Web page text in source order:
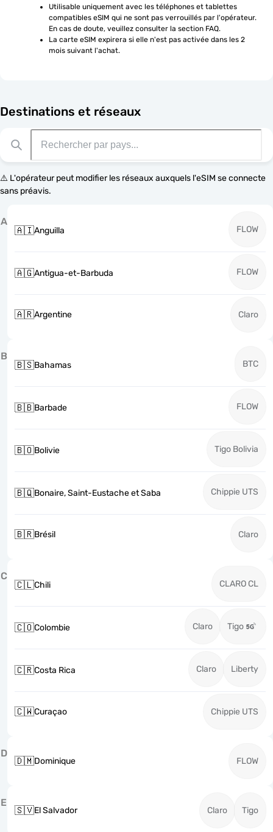
Utilisable uniquement avec les téléphones et tablettes
compatibles eSIM qui ne sont pas verrouillés par l'opérateur.
En cas de doute, veuillez consulter la section FAQ.
La carte eSIM expirera si elle n'est pas activée dans les 2
mois suivant l'achat.
Destinations et réseaux
⚠️ L'opérateur peut modifier les réseaux auxquels l'eSIM se connecte
sans préavis.
A
🇦🇮Anguilla FLOW
🇦🇬Antigua-et-Barbuda FLOW
🇦🇷Argentine Claro
B
🇧🇸Bahamas BTC
🇧🇧Barbade FLOW
🇧🇴Bolivie Tigo Bolivia
🇧🇶Bonaire, Saint-Eustache et Saba Chippie UTS
🇧🇷Brésil Claro
C
🇨🇱Chili CLARO CL
🇨🇴Colombie Claro Tigo
🇨🇷Costa Rica Claro Liberty
🇨🇼Curaçao Chippie UTS
D
🇩🇲Dominique FLOW
E
🇸🇻El Salvador Claro Tigo